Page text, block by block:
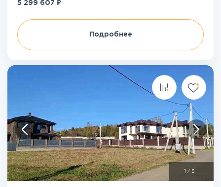
5 299 607 ₽
Подробнее
/ 5